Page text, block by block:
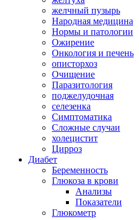
желчный пузырь
Народная медицина
Нормы и патологии
Ожирение
Онкология и печень
описторхоз
Очищение
Паразитология
поджелудочная
селезенка
Симптоматика
Сложные случаи
холецистит
Цирроз
Диабет
Беременность
Глюкоза в крови
Анализы
Показатели
Глюкометр